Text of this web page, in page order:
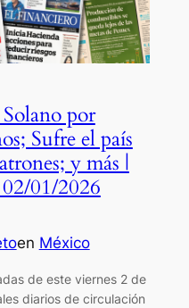
por
Sufre el país
y más |
01/2026
en México
de este viernes 2 de
diarios de circulación